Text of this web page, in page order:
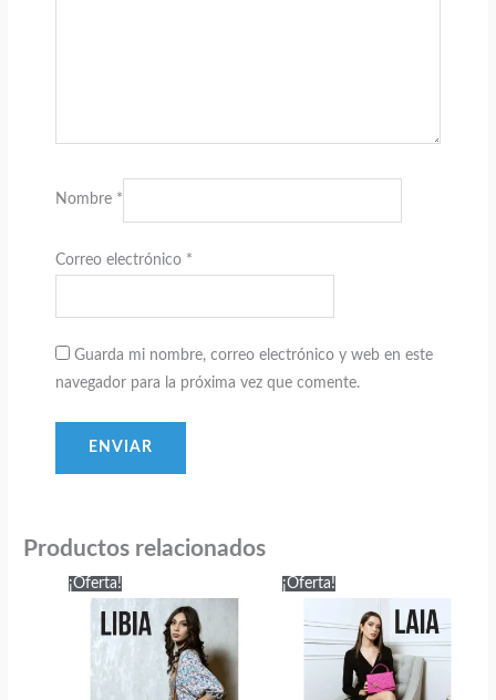
Nombre *
Correo electrónico *
Guarda mi nombre, correo electrónico y web en este
navegador para la próxima vez que comente.
Productos relacionados
¡Oferta! ¡Oferta!